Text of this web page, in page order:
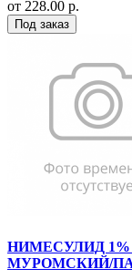
от 228.00 р.
Под заказ
НИМЕСУЛИД 1%
МУРОМСКИЙ/